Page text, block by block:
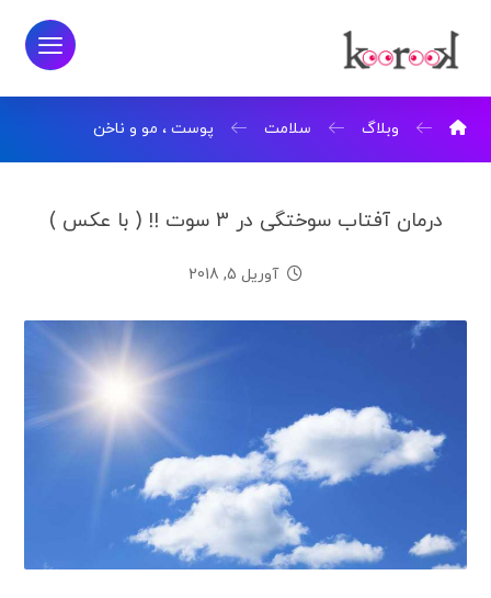
وبلاگ سلامت پوست ، مو و ناخن
درمان آفتاب سوختگی در 3 سوت !! ( با عکس )
آوریل 5, 2018